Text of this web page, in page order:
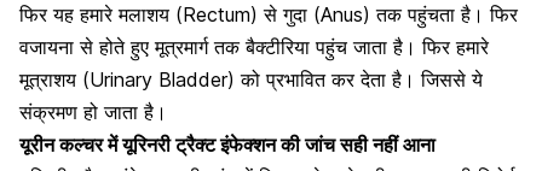
फिर यह हमारे मलाशय (Rectum) से गुदा (Anus) तक पहुंचता है। फिर
वजायना से होते हुए मूत्रमार्ग तक बैक्टीरिया पहुंच जाता है। फिर हमारे
मूत्राशय (Urinary Bladder) को प्रभावित कर देता है। जिससे ये
संक्रमण हो जाता है।
यूरीन कल्चर में यूरिनरी ट्रैक्ट इंफेक्शन की जांच सही नहीं आना